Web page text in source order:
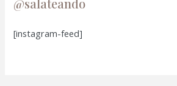
s
[instagram-feed]